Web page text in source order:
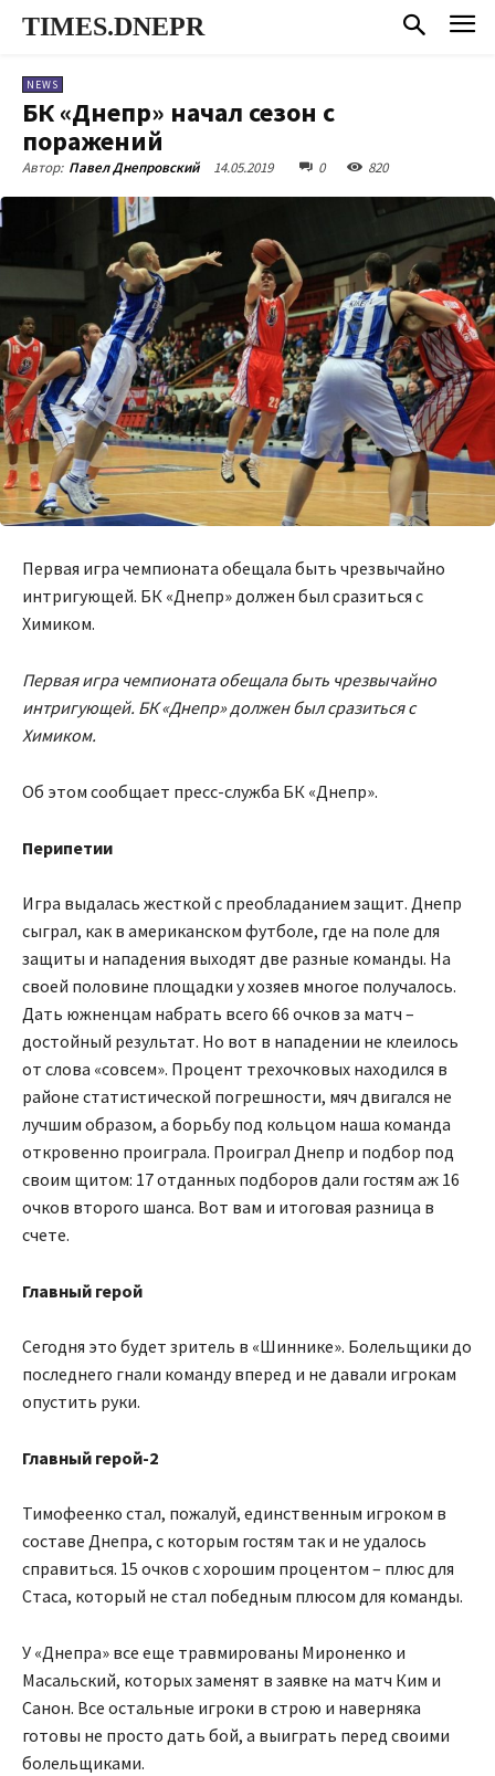
TIMES.DNEPR
NEWS
БК «Днепр» начал сезон с
поражений
Автор: Павел Днепровский 14.05.2019 0 820
Первая игра чемпионата обещала быть чрезвычайно
интригующей. БК «Днепр» должен был сразиться с
Химиком.
Первая игра чемпионата обещала быть чрезвычайно
интригующей. БК «Днепр» должен был сразиться с
Химиком.
Об этом сообщает пресс-служба БК «Днепр».
Перипетии
Игра выдалась жесткой с преобладанием защит. Днепр
сыграл, как в американском футболе, где на поле для
защиты и нападения выходят две разные команды. На
своей половине площадки у хозяев многое получалось.
Дать южненцам набрать всего 66 очков за матч –
достойный результат. Но вот в нападении не клеилось
от слова «совсем». Процент трехочковых находился в
районе статистической погрешности, мяч двигался не
лучшим образом, а борьбу под кольцом наша команда
откровенно проиграла. Проиграл Днепр и подбор под
своим щитом: 17 отданных подборов дали гостям аж 16
очков второго шанса. Вот вам и итоговая разница в
счете.
Главный герой
Сегодня это будет зритель в «Шиннике». Болельщики до
последнего гнали команду вперед и не давали игрокам
опустить руки.
Главный герой-2
Тимофеенко стал, пожалуй, единственным игроком в
составе Днепра, с которым гостям так и не удалось
справиться. 15 очков с хорошим процентом – плюс для
Стаса, который не стал победным плюсом для команды.
У «Днепра» все еще травмированы Мироненко и
Масальский, которых заменят в заявке на матч Ким и
Санон. Все остальные игроки в строю и наверняка
готовы не просто дать бой, а выиграть перед своими
болельщиками.